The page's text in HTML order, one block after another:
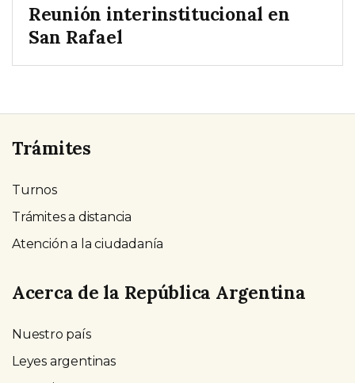
Reunión interinstitucional en
San Rafael
Trámites
Turnos
Trámites a distancia
Atención a la ciudadanía
Acerca de la República Argentina
Nuestro país
Leyes argentinas